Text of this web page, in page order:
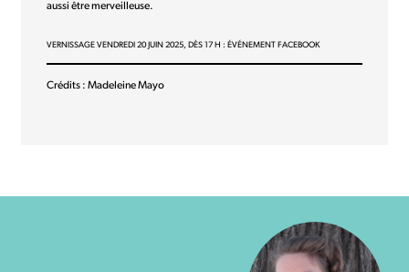
aussi être merveilleuse.
VERNISSAGE VENDREDI 20 JUIN 2025, DÈS 17 H : ÉVÉNEMENT FACEBOOK
Crédits : Madeleine Mayo